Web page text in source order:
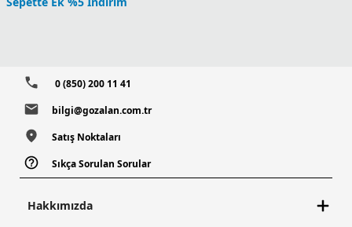
0 (850) 200 11 41
bilgi@gozalan.com.tr
Satış Noktaları
Sıkça Sorulan Sorular
Hakkımızda